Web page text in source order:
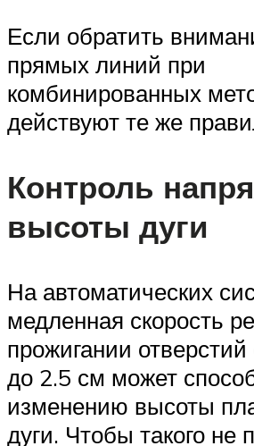
Если обратить
прямых линий при
комбинированных
действуют те же
Контроль
высоты дуги
На автоматических
медленная скорость
прожигании
до 2.5 см может
изменению высоты
дуги. Чтобы такого не